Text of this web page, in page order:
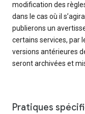
modification des
dans le cas où il
publierons un
certains services, par
versions antérieures
seront archivées et
Pratiques